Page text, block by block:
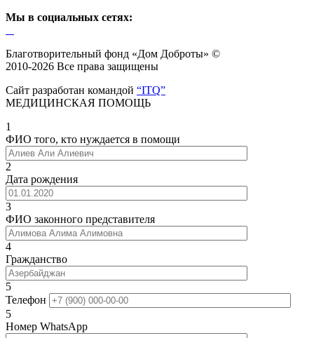
Мы в социальных сетях:
Благотворительный фонд «Дом Доброты» ©
2010-2026 Все права защищены
Сайт разработан командой “ITQ”
МЕДИЦИНСКАЯ ПОМОЩЬ
1
ФИО того, кто нуждается в помощи
2
Дата рождения
3
ФИО законного представителя
4
Гражданство
5
Телефон
5
Номер WhatsApp